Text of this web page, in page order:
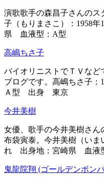
演歌歌手の森昌子さんのス
子（もりまさこ）：1958
県 血液型：A型
高嶋ちさ子
バイオリニストでＴＶな
ブログです。高嶋ちさ子
Ａ型 出身 東京
今井美樹
女優、歌手の今井美樹さ
布袋寅泰。今井美樹（いま
れ 出身地：宮崎県 血液
鬼龍院翔 (ゴールデンボン